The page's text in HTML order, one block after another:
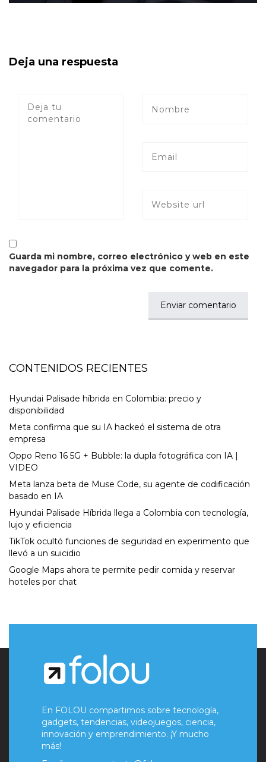
Deja una respuesta
Guarda mi nombre, correo electrónico y web en este
navegador para la próxima vez que comente.
CONTENIDOS RECIENTES
Hyundai Palisade híbrida en Colombia: precio y
disponibilidad
Meta confirma que su IA hackeó el sistema de otra
empresa
Oppo Reno 16 5G + Bubble: la dupla fotográfica con IA |
VIDEO
Meta lanza beta de Muse Code, su agente de codificación
basado en IA
Hyundai Palisade Híbrida llega a Colombia con tecnología,
lujo y eficiencia
TikTok ocultó funciones de seguridad en experimento que
llevó a un suicidio
Google Maps ahora te permite pedir comida y reservar
hoteles por chat
En FOLOU compartimos sobre tecnología,
gadgets, tendencias, videojuegos, ciencia,
innovación y emprendimiento. ¡Y mucho
más!